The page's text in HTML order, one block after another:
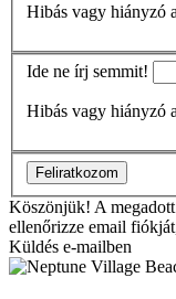
Hibás vagy hiányzó
Ide ne írj semmit!
Hibás vagy hiányzó
Feliratkozom
Köszönjük! A
ellenőrizze email
Küldés e-mailben